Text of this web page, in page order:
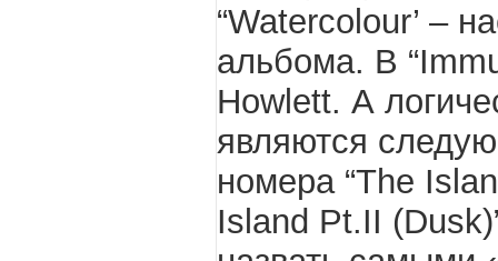
“Watercolour’ –
альбома. В
Howlett. А
являются
номера “The
Island Pt.II